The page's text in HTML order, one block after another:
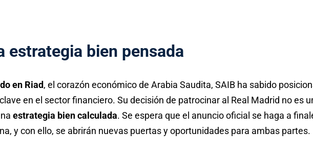
estrategia bien pensada
en Riad, el corazón económico de Arabia Saudita, SAIB ha sabido
en el sector financiero. Su decisión de patrocinar al Real Madrid no es
estrategia bien calculada. Se espera que el anuncio oficial se haga a
y con ello, se abrirán nuevas puertas y oportunidades para ambas partes.